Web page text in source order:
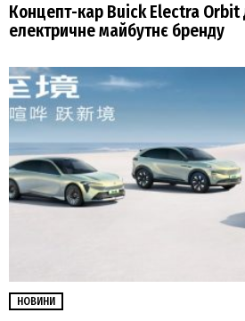
Концепт-кар Buick Electra Orbit
електричне майбутнє бренду
НОВИНИ